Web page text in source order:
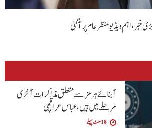
خبر، اہم ویڈیو منظرعام پر آگئی
آبنائے ہرمز سے متعلق مذاکرات آخری
مرحلے میں ہیں، عباس عراقچی
18 منٹ پہلے